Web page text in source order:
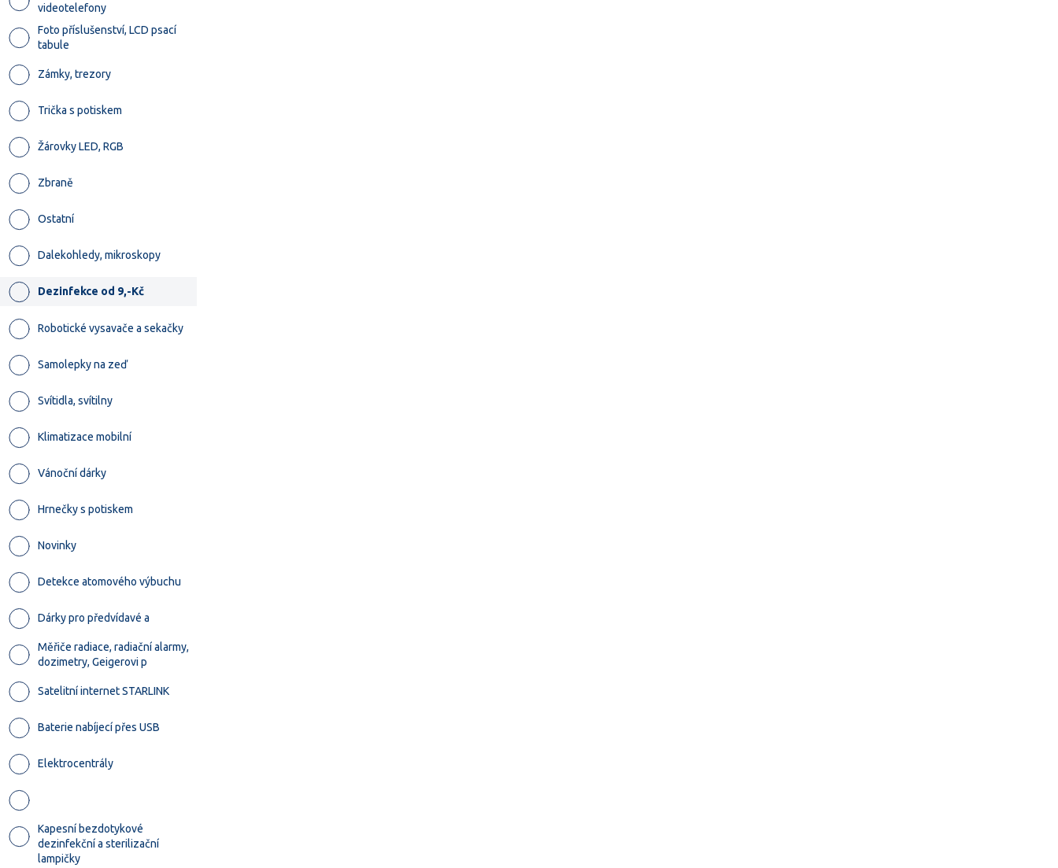
videotelefony
Foto příslušenství, LCD psací
tabule
Zámky, trezory
Trička s potiskem
Žárovky LED, RGB
Zbraně
Ostatní
Dalekohledy, mikroskopy
Dezinfekce od 9,-Kč
Robotické vysavače a sekačky
Samolepky na zeď
Svítidla, svítilny
Klimatizace mobilní
Vánoční dárky
Hrnečky s potiskem
Novinky
Detekce atomového výbuchu
Dárky pro předvídavé a
Měřiče radiace, radiační alarmy,
dozimetry, Geigerovi p
Satelitní internet STARLINK
Baterie nabíjecí přes USB
Elektrocentrály
Kapesní bezdotykové
dezinfekční a sterilizační
lampičky